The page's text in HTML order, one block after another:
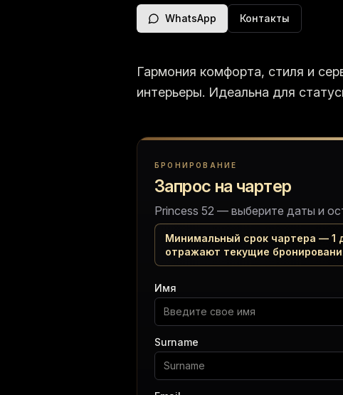
WhatsApp Контакты
Гармония комфорта, стиля и
интерьеры. Идеальна для
Запрос на чартер
БРОНИРОВАНИЕ
Запрос на чартер
Princess 52 — выберите даты и
Минимальный срок чартера — 1
отражают текущие
Имя
Surname